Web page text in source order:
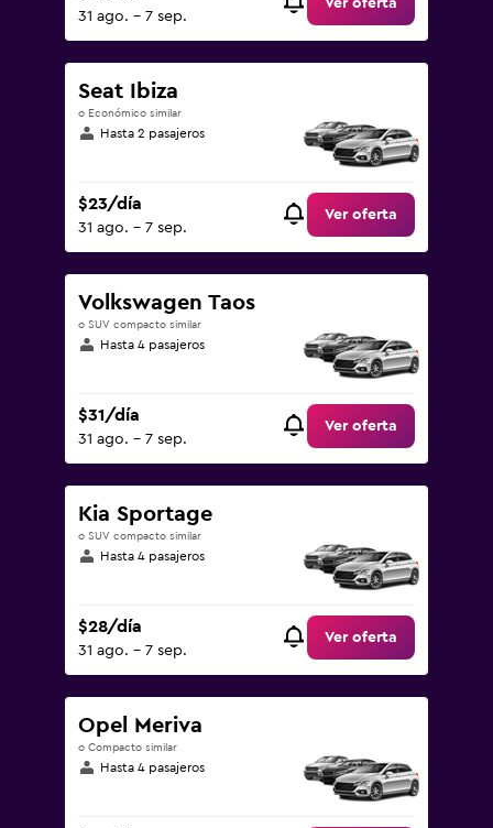
31 ago. - 7 sep.
Ver oferta
Seat Ibiza
o Económico similar
Hasta 2 pasajeros
$23/día
31 ago. - 7 sep.
Ver oferta
Volkswagen Taos
o SUV compacto similar
Hasta 4 pasajeros
$31/día
31 ago. - 7 sep.
Ver oferta
Kia Sportage
o SUV compacto similar
Hasta 4 pasajeros
$28/día
31 ago. - 7 sep.
Ver oferta
Opel Meriva
o Compacto similar
Hasta 4 pasajeros